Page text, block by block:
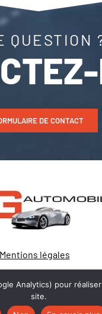
QUESTION
DE CONTACT
Mentions légales
de Confidentialité
wiwacom
Analytics) pour
site.